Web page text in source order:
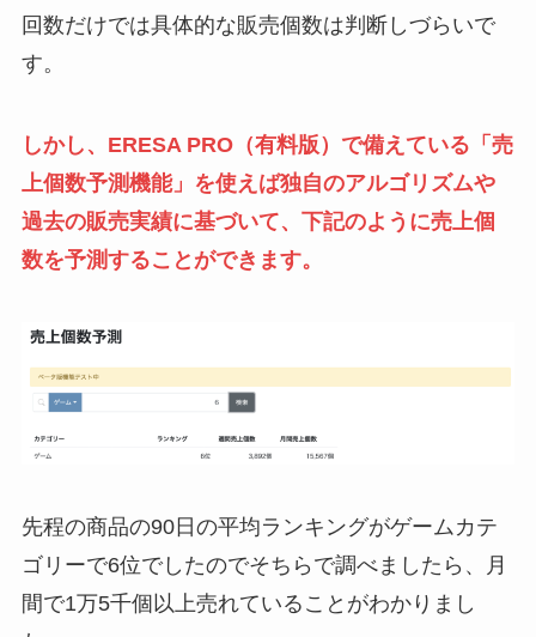
回数だけでは具体的な販売個数は判断しづらいで
す。
しかし、ERESA PRO（有料版）で備えている「売
上個数予測機能」を使えば独自のアルゴリズムや
過去の販売実績に基づいて、下記のように売上個
数を予測することができます。
先程の商品の90日の平均ランキングがゲームカテ
ゴリーで6位でしたのでそちらで調べましたら、月
間で1万5千個以上売れていることがわかりまし